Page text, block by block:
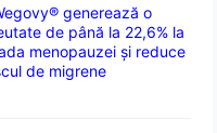
generează o
de până la 22,6% la
menopauzei și reduce
de migrene